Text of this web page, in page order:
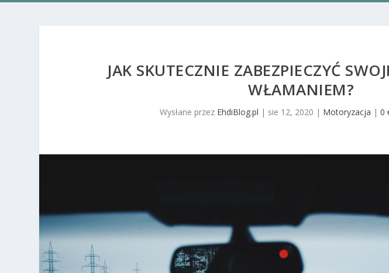
JAK SKUTECZNIE ZABEZPIECZYĆ
WŁAMANIEM?
Wysłane przez EhdiBlog.pl | sie 12, 2020 | Motoryzacja |0